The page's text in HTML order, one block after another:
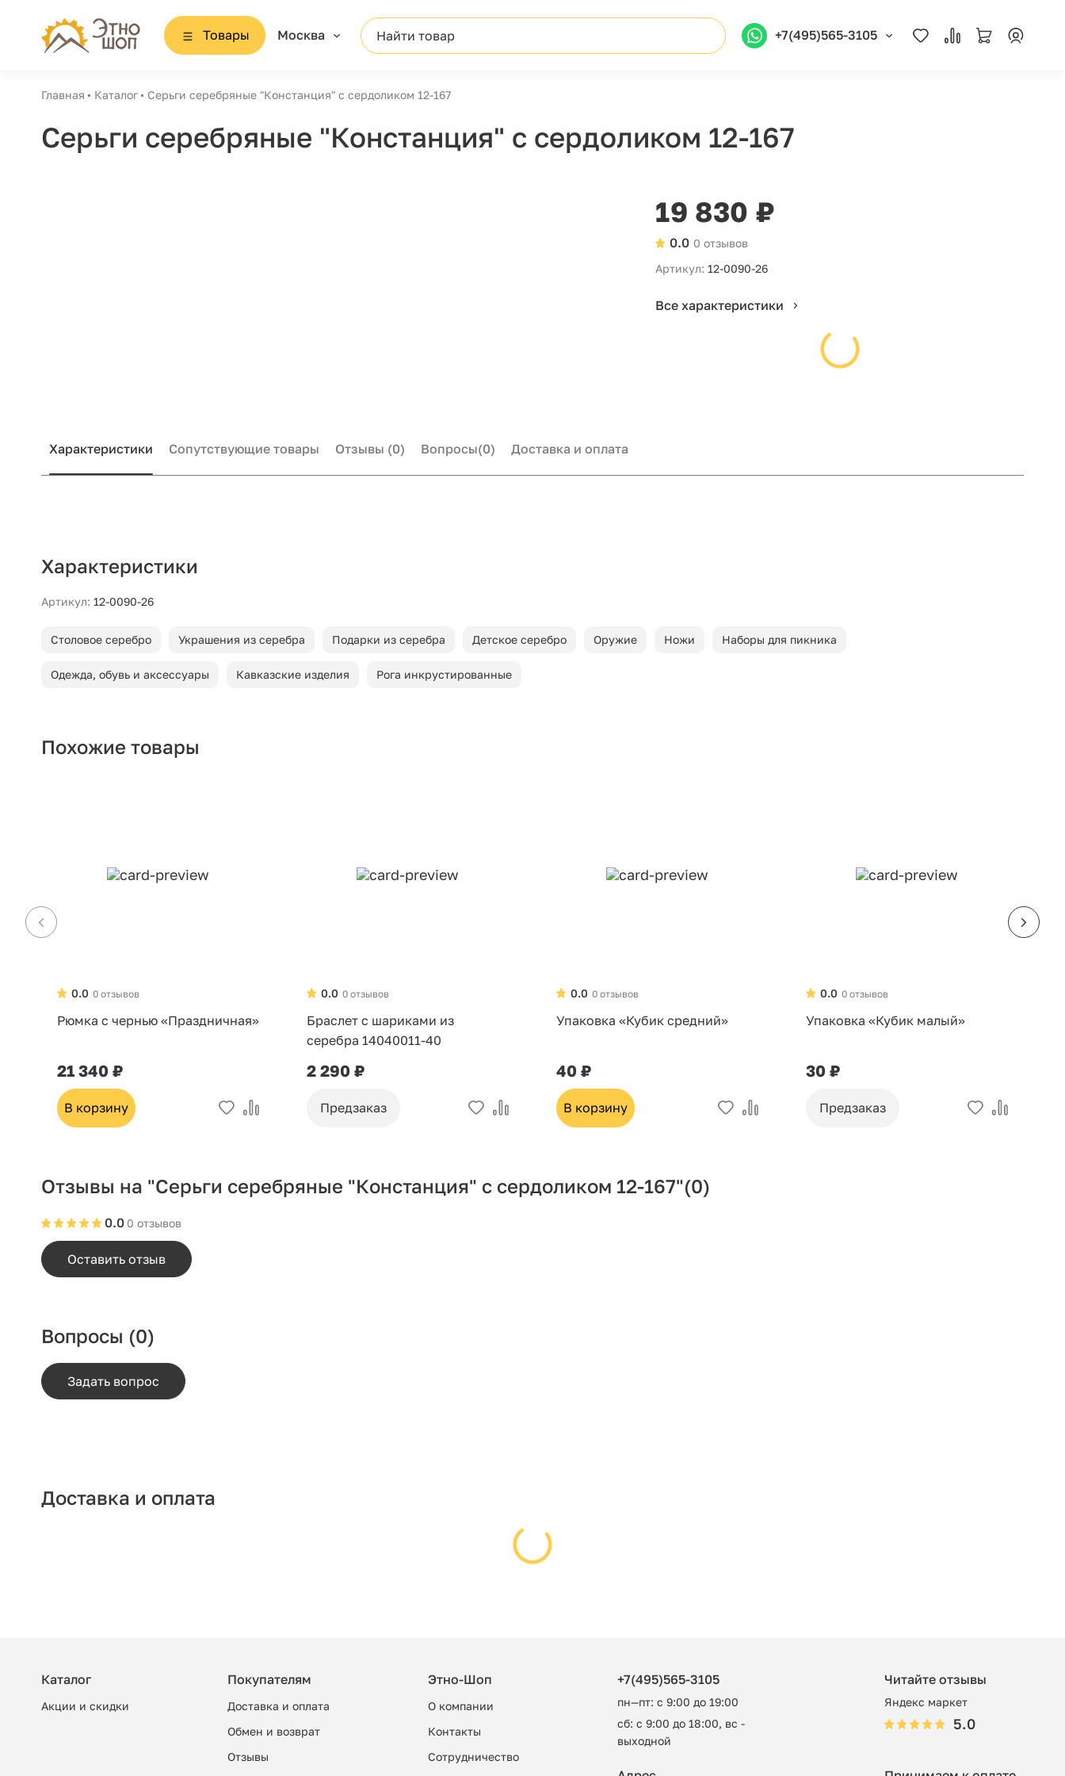
Товары Москва Найти товар +7(495)565-3105
Главная Каталог Серьги серебряные "Констанция" с сердоликом 12-167
Серьги серебряные "Констанция" с сердоликом 12-167
19 830 ₽
0 отзывов
0.0
Артикул: 12-0090-26
Все характеристики
Характеристики Сопутствующие товары Отзывы (0) Вопросы(0) Доставка и оплата
Характеристики
Артикул: 12-0090-26
Столовое серебро Украшения из серебра Подарки из серебра Детское серебро Оружие Ножи Наборы для пикника
Одежда, обувь и аксессуары Кавказские изделия Рога инкрустированные
Похожие товары
0 отзывов
0.0
Рюмка с чернью «Праздничная»
21 340 ₽
В корзину
0 отзывов
0.0
Браслет с шариками из
серебра 14040011-40
2 290 ₽
Предзаказ
0 отзывов
0.0
Упаковка «Кубик средний»
40 ₽
В корзину
0 отзывов
0.0
Упаковка «Кубик малый»
30 ₽
Предзаказ
Отзывы на "Серьги серебряные "Констанция" с сердоликом 12-167"(0)
0 отзывов
0.0
Оставить отзыв
Вопросы (0)
Задать вопрос
Доставка и оплата
Каталог
Акции и скидки
Покупателям
Доставка и оплата
Обмен и возврат
Отзывы
Этно-Шоп
О компании
Контакты
Сотрудничество
+7(495)565-3105
пн—пт: с 9:00 до 19:00
сб: с 9:00 до 18:00, вс -
выходной
Читайте отзывы
Яндекс маркет
5.0